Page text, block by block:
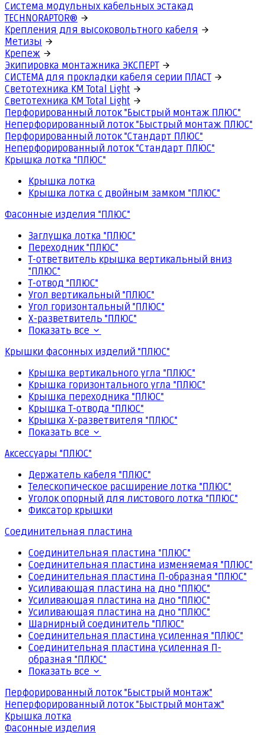
Система модульных кабельных эстакад
TECHNORAPTOR®
Крепления для высоковольтного кабеля
Метизы
Крепеж
Экипировка монтажника ЭКСПЕРТ
СИСТЕМА для прокладки кабеля серии ПЛАСТ
Светотехника КМ Total Light
Светотехника КМ Total Light
Перфорированный лоток "Быстрый монтаж ПЛЮС"
Неперфорированный лоток "Быстрый монтаж ПЛЮС"
Перфорированный лоток "Стандарт ПЛЮС"
Неперфорированный лоток "Стандарт ПЛЮС"
Крышка лотка "ПЛЮС"
Крышка лотка
Крышка лотка с двойным замком "ПЛЮС"
Фасонные изделия "ПЛЮС"
Заглушка лотка "ПЛЮС"
Переходник "ПЛЮС"
Т-ответвитель крышка вертикальный вниз
"ПЛЮС"
Т-отвод "ПЛЮС"
Угол вертикальный "ПЛЮС"
Угол горизонтальный "ПЛЮС"
Х-разветвитель "ПЛЮС"
Показать все
Крышки фасонных изделий "ПЛЮС"
Крышка вертикального угла "ПЛЮС"
Крышка горизонтального угла "ПЛЮС"
Крышка переходника "ПЛЮС"
Крышка Т-отвода "ПЛЮС"
Крышка Х-разветвителя "ПЛЮС"
Показать все
Аксессуары "ПЛЮС"
Держатель кабеля "ПЛЮС"
Телескопическое расширение лотка "ПЛЮС"
Уголок опорный для листового лотка "ПЛЮС"
Фиксатор крышки
Соединительная пластина
Соединительная пластина "ПЛЮС"
Соединительная пластина изменяемая "ПЛЮС"
Соединительная пластина П-образная "ПЛЮС"
Усиливающая пластина на дно "ПЛЮС"
Усиливающая пластина на дно "ПЛЮС"
Усиливающая пластина на дно "ПЛЮС"
Шарнирный соединитель "ПЛЮС"
Соединительная пластина усиленная "ПЛЮС"
Соединительная пластина усиленная П-
образная "ПЛЮС"
Показать все
Перфорированный лоток "Быстрый монтаж"
Неперфорированный лоток "Быстрый монтаж"
Крышка лотка
Фасонные изделия